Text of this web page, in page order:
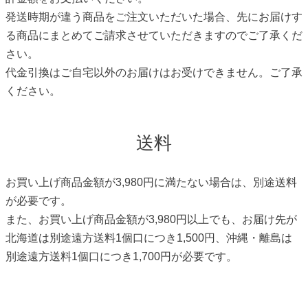
発送時期が違う商品をご注文いただいた場合、先にお届けす
る商品にまとめてご請求させていただきますのでご了承くだ
さい。
代金引換はご自宅以外のお届けはお受けできません。ご了承
ください。
送料
お買い上げ商品金額が3,980円に満たない場合は、別途送料
が必要です。
また、お買い上げ商品金額が3,980円以上でも、お届け先が
北海道は別途遠方送料1個口につき1,500円、沖縄・離島は
別途遠方送料1個口につき1,700円が必要です。